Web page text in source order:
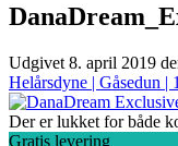
Udgivet 8. april 2019
Helårsdyne | Gåsedun |
Der er lukket for både
Gratis levering